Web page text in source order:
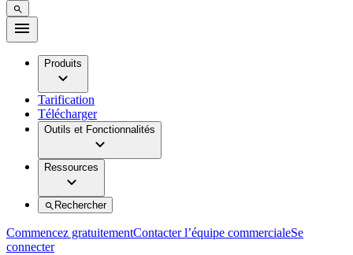
Produits
Tarification
Télécharger
Outils et Fonctionnalités
Ressources
Rechercher
Commencez gratuitementContacter l’équipe commercialeSe
connecter